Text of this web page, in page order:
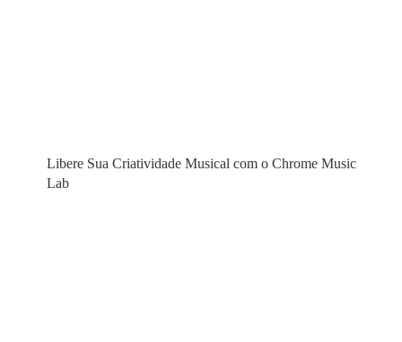
Libere Sua Criatividade Musical com o Chrome Music
Lab